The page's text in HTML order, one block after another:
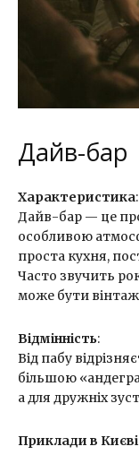
Дайв-бар
Характеристика:
Дайв-бар — це
особливою
проста кухня,
Часто звучить
може бути
Відмінність:
Від пабу
більшою
а для дружніх
Приклади в Києві